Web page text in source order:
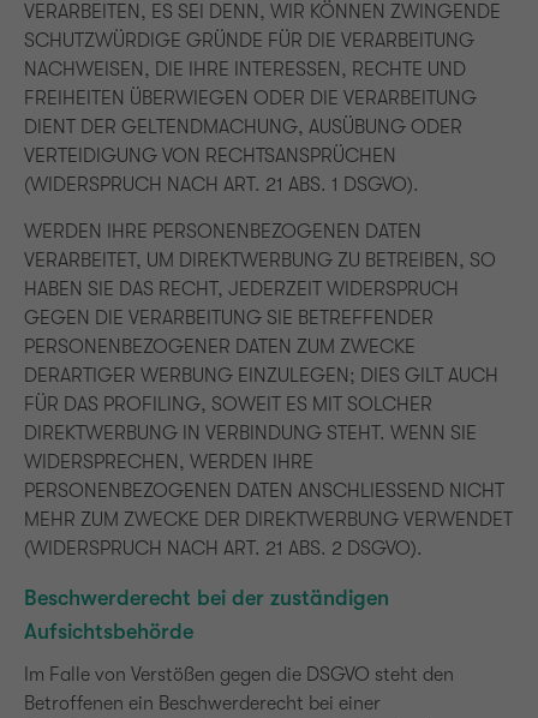
VERARBEITEN, ES SEI DENN, WIR KÖNNEN ZWINGENDE
SCHUTZWÜRDIGE GRÜNDE FÜR DIE VERARBEITUNG
NACHWEISEN, DIE IHRE INTERESSEN, RECHTE UND
FREIHEITEN ÜBERWIEGEN ODER DIE VERARBEITUNG
DIENT DER GELTENDMACHUNG, AUSÜBUNG ODER
VERTEIDIGUNG VON RECHTSANSPRÜCHEN
(WIDERSPRUCH NACH ART. 21 ABS. 1 DSGVO).
WERDEN IHRE PERSONENBEZOGENEN DATEN
VERARBEITET, UM DIREKTWERBUNG ZU BETREIBEN, SO
HABEN SIE DAS RECHT, JEDERZEIT WIDERSPRUCH
GEGEN DIE VERARBEITUNG SIE BETREFFENDER
PERSONENBEZOGENER DATEN ZUM ZWECKE
DERARTIGER WERBUNG EINZULEGEN; DIES GILT AUCH
FÜR DAS PROFILING, SOWEIT ES MIT SOLCHER
DIREKTWERBUNG IN VERBINDUNG STEHT. WENN SIE
WIDERSPRECHEN, WERDEN IHRE
PERSONENBEZOGENEN DATEN ANSCHLIESSEND NICHT
MEHR ZUM ZWECKE DER DIREKTWERBUNG VERWENDET
(WIDERSPRUCH NACH ART. 21 ABS. 2 DSGVO).
Beschwerderecht bei der zuständigen
Aufsichtsbehörde
Im Falle von Verstößen gegen die DSGVO steht den
Betroffenen ein Beschwerderecht bei einer